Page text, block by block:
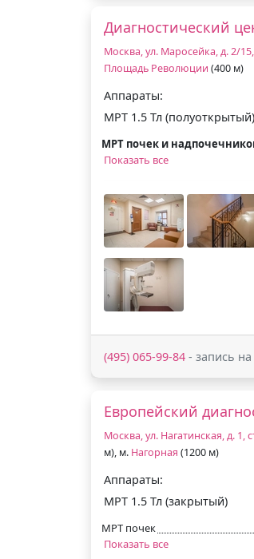
Диагностический
Москва, ул. Маросейка, д. 2/15,
Площадь Революции (400 м)
Аппараты:
МРТ 1.5 Тл (полуоткрытый)
МРТ почек и
Показать все
(495) 065-99-84 - запись
Европейский
Москва, ул. Нагатинская, д. 1,
м), м. Нагорная (1200 м)
Аппараты:
МРТ 1.5 Тл (закрытый)
МРТ почек
Показать все